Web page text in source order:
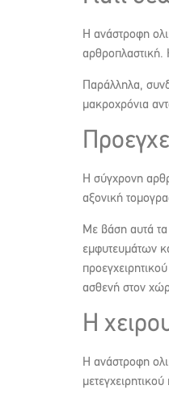
Η ανάστροφη
αρθροπλαστική.
Παράλληλα,
μακροχρόνια
Η σύγχρονη
αξονική
Με βάση αυτά τα
εμφυτευμάτων
ασθενή στον
Η
Η ανάστροφη